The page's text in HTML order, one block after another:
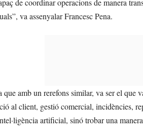
de coordinar operacions de manera
va assenyalar Francesc Pena.
amb un rerefons similar, va ser el que
al client, gestió comercial, incidències,
artificial, sinó trobar una